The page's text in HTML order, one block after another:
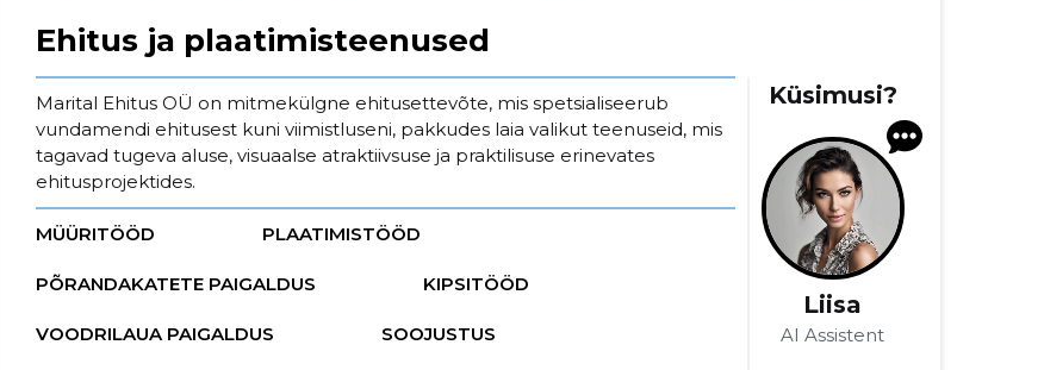
Ehitus ja plaatimisteenused
Marital Ehitus OÜ on mitmekülgne ehitusettevõte, mis spetsialiseerub
vundamendi ehitusest kuni viimistluseni, pakkudes laia valikut teenuseid, mis
tagavad tugeva aluse, visuaalse atraktiivsuse ja praktilisuse erinevates
ehitusprojektides.
MÜÜRITÖÖD PLAATIMISTÖÖD
PÕRANDAKATETE PAIGALDUS KIPSITÖÖD
VOODRILAUA PAIGALDUS SOOJUSTUS
Küsimusi?
Liisa
AI Assistent
Sinu nimi